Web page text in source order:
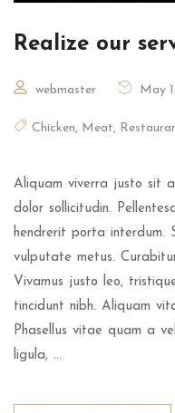
Realize our
webmaster May
Chicken, Meat,
Aliquam viverra justo sit
dolor sollicitudin.
hendrerit porta interdum.
vulputate metus.
Vivamus justo leo,
tincidunt nibh. Aliquam
Phasellus vitae quam a
ligula, …